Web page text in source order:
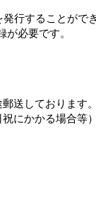
行することができ
必要です。
送しております。
にかかる場合等